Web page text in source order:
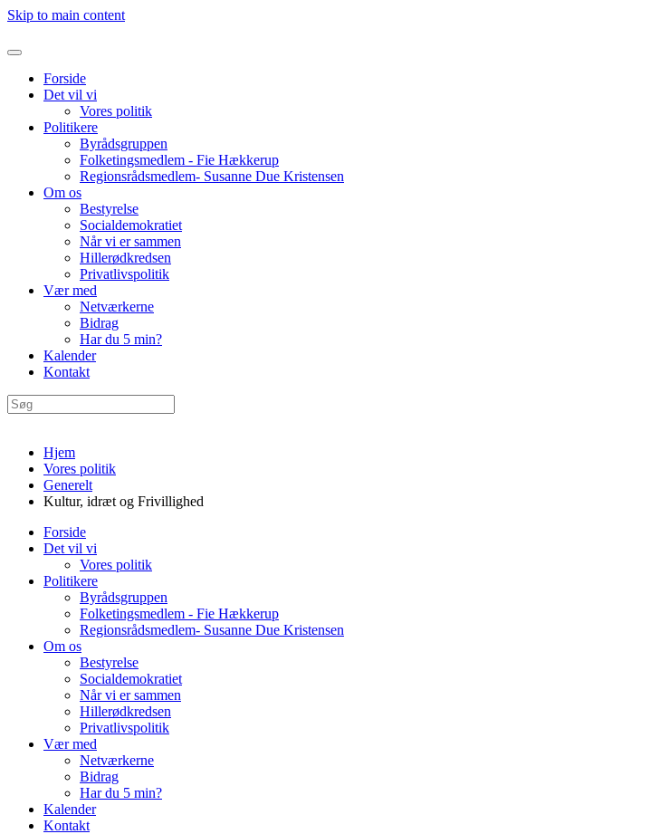
Skip to main content
Forside
Det vil vi
Vores politik
Politikere
Byrådsgruppen
Folketingsmedlem - Fie Hækkerup
Regionsrådsmedlem- Susanne Due Kristensen
Om os
Bestyrelse
Socialdemokratiet
Når vi er sammen
Hillerødkredsen
Privatlivspolitik
Vær med
Netværkerne
Bidrag
Har du 5 min?
Kalender
Kontakt
Hjem
Vores politik
Generelt
Kultur, idræt og Frivillighed
Forside
Det vil vi
Vores politik
Politikere
Byrådsgruppen
Folketingsmedlem - Fie Hækkerup
Regionsrådsmedlem- Susanne Due Kristensen
Om os
Bestyrelse
Socialdemokratiet
Når vi er sammen
Hillerødkredsen
Privatlivspolitik
Vær med
Netværkerne
Bidrag
Har du 5 min?
Kalender
Kontakt